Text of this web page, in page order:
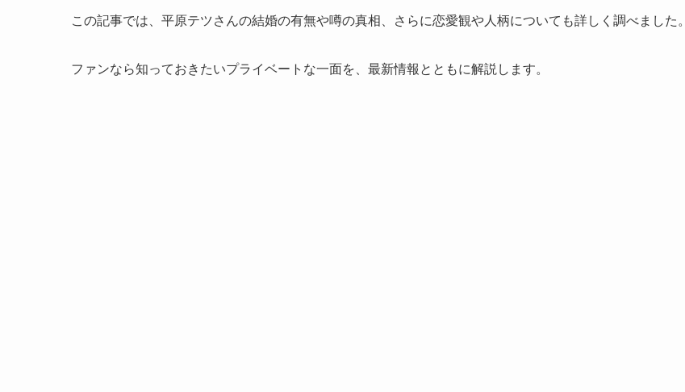
この記事では、平原テツさんの結婚の有無や噂の真相、さらに恋愛観や人柄についても詳しく調べました。
ファンなら知っておきたいプライベートな一面を、最新情報とともに解説します。